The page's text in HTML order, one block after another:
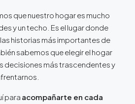
que nuestro hogar es mucho
y un techo. Es el lugar donde
historias más importantes de
sabemos que elegir el hogar
decisiones más trascendentes y
para acompañarte en cada